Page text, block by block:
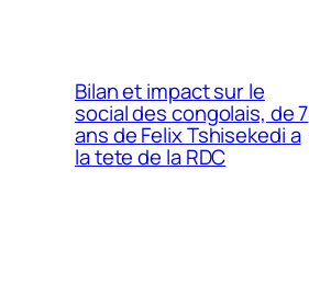
Bilan et impact sur le
social des congolais, de 7
ans de Felix Tshisekedi a
la tete de la RDC